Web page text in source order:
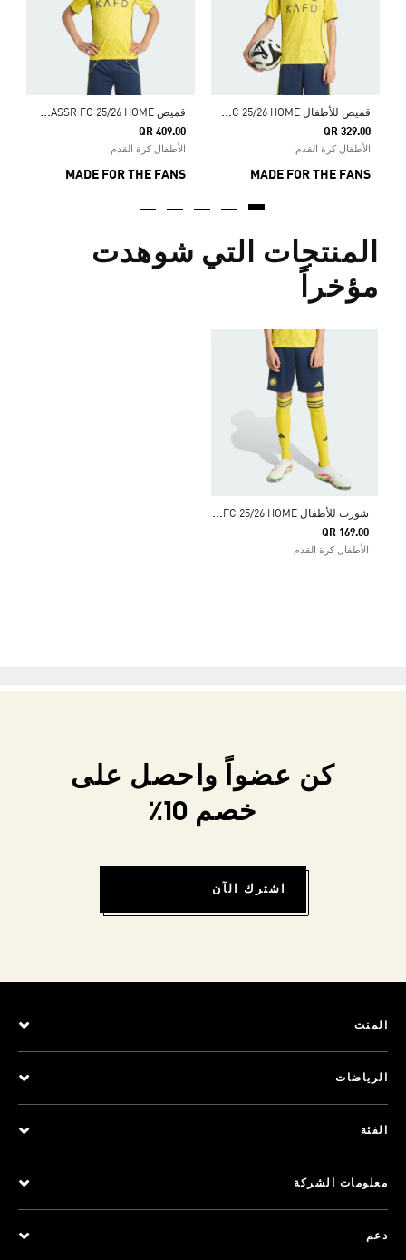
ق
ميص للأطفال ALNASSR FC 25/26 HOME
QR 329.00
الأطفال كرة القدم
MADE FOR THE FANS
ق
ميص AL NASSR FC 25/26 HOME
QR 409.00
الأطفال كرة القدم
MADE FOR THE FANS
المنتجات التي شوهدت
مؤخراً
ش
ورت للأطفال ALNASSR FC 25/26 HOME
QR 169.00
الأطفال كرة القدم
كن عضواً واحصل على
خصم 10٪
اشترك الآن
المنت
الرياضات
الفئة
معلومات الشركة
دعم